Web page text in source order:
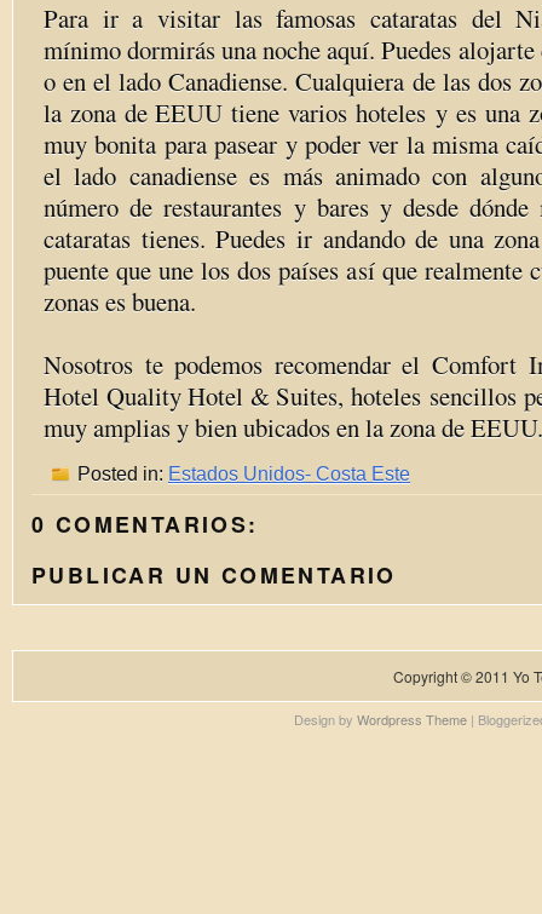
Para ir a visitar las famosas cataratas del
mínimo dormirás una noche aquí. Puedes
o en el lado Canadiense. Cualquiera de las dos
la zona de EEUU tiene varios hotelesy es una
muy bonita para pasear y poder ver la misma
el lado canadiense es más animado con
número de restaurantes y bares y desde
cataratas tienes. Puedes ir andando de una
puente que une los dos países así que realmente
zonas es buena.
Nosotros te podemos recomendar el Comfort
Hotel Quality Hotel & Suites, hoteles sencillos
muy amplias y bien ubicados en la zona de EEUU.
Posted in: Estados Unidos- Costa Este
0 COMENTARIOS:
PUBLICAR UN COMENTARIO
Copyright © 2011 Yo
Design by Wordpress Theme|